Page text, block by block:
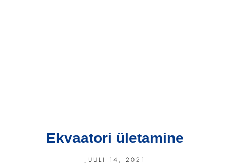
Ekvaatori ületamine
JUULI 14, 2021